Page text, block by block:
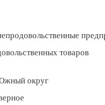
товаров
округ